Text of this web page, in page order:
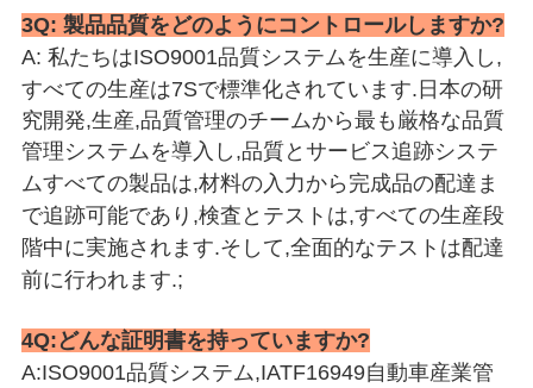
3Q: 製品品質をどのようにコントロールしますか?
A: 私たちはISO9001品質システムを生産に導入し,
すべての生産は7Sで標準化されています. 日本の研
究開発,生産,品質管理のチームから最も厳格な品質
管理システムを導入し,品質とサービス追跡システ
ムすべての製品は,材料の入力から完成品の配達ま
で追跡可能であり,検査とテストは,すべての生産段
階中に実施されます.そして,全面的なテストは配達
前に行われます.;
4Q:どんな証明書を持っていますか?
A:ISO9001品質システム,IATF16949自動車産業管